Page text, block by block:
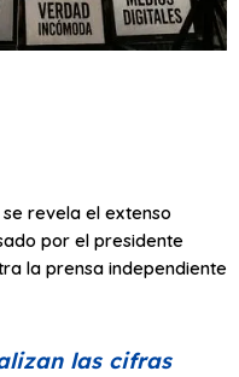
revela el extenso
por el presidente
la prensa independiente
las cifras